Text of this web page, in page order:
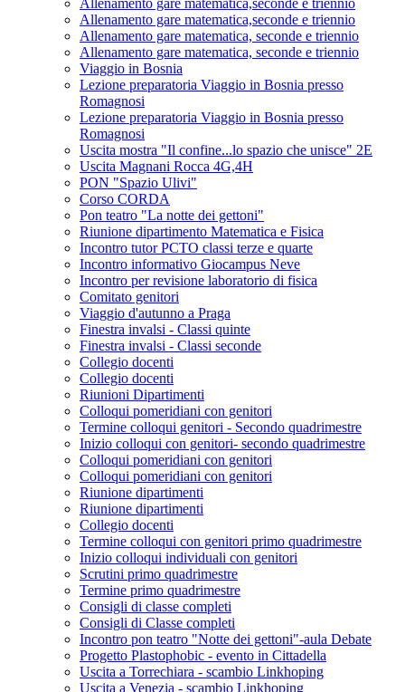
Allenamento gare matematica,seconde e triennio
Allenamento gare matematica,seconde e triennio
Allenamento gare matematica, seconde e triennio
Allenamento gare matematica, seconde e triennio
Viaggio in Bosnia
Lezione preparatoria Viaggio in Bosnia presso
Romagnosi
Lezione preparatoria Viaggio in Bosnia presso
Romagnosi
Uscita mostra "Il confine...lo spazio che unisce" 2E
Uscita Magnani Rocca 4G,4H
PON "Spazio Ulivi"
Corso CORDA
Pon teatro "La notte dei gettoni"
Riunione dipartimento Matematica e Fisica
Incontro tutor PCTO classi terze e quarte
Incontro informativo Giocampus Neve
Incontro per revisione laboratorio di fisica
Comitato genitori
Viaggio d'autunno a Praga
Finestra invalsi - Classi quinte
Finestra invalsi - Classi seconde
Collegio docenti
Collegio docenti
Riunioni Dipartimenti
Colloqui pomeridiani con genitori
Termine colloqui genitori - Secondo quadrimestre
Inizio colloqui con genitori- secondo quadrimestre
Colloqui pomeridiani con genitori
Colloqui pomeridiani con genitori
Riunione dipartimenti
Riunione dipartimenti
Collegio docenti
Termine colloqui con genitori primo quadrimestre
Inizio colloqui individuali con genitori
Scrutini primo quadrimestre
Termine primo quadrimestre
Consigli di classe completi
Consigli di Classe completi
Incontro pon teatro "Notte dei gettoni"-aula Debate
Progetto Plastophobic - evento in Cittadella
Uscita a Torrechiara - scambio Linkhoping
Uscita a Venezia - scambio Linkhoping